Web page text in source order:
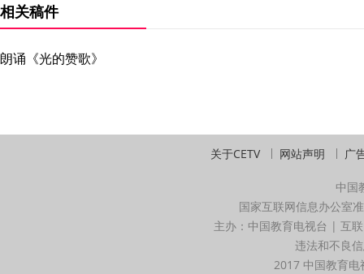
相关稿件
朗诵《光的赞歌》
关于CETV 网站声明 广
中国
国家互联网信息办公室
主办：中国教育电视台 | 互
违法和不良
2017 中国教育